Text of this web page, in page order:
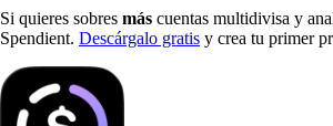
Si quieres sobres más cuentas multidivisa y
Spendient. Descárgalo gratis y crea tu primer